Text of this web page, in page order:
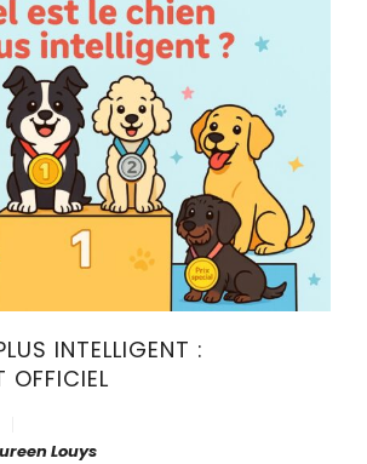
INTELLIGENT :
OFFICIEL
Louys